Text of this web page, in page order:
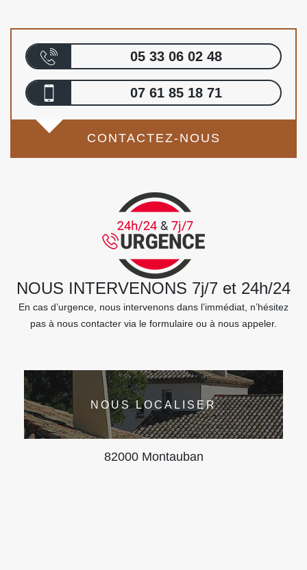
05 33 06 02 48
07 61 85 18 71
CONTACTEZ-NOUS
NOUS INTERVENONS 7j/7 et 24h/24
En cas d’urgence, nous intervenons dans l’immédiat, n’hésitez
pas à nous contacter via le formulaire ou à nous appeler.
NOUS LOCALISER
82000 Montauban